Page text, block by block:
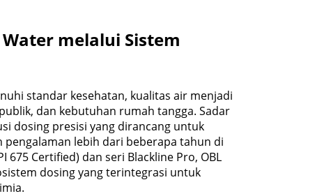
melalui Sistem
standar kesehatan, kualitas air menjadi
dan kebutuhan rumah tangga. Sadar
dosing presisi yang dirancang untuk
lebih dari beberapa tahun di
675 Certified) dan seri Blackline Pro, OBL
dosing yang terintegrasi untuk